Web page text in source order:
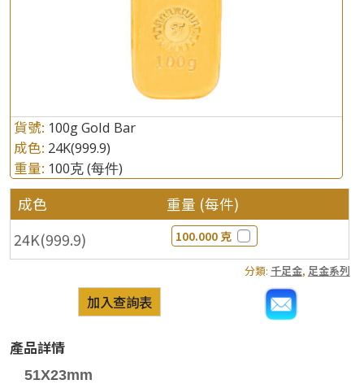
貨號: 100g Gold Bar
成色: 24K(999.9)
重量: 100克(每件)
成色 重量 (每件)
24K(999.9) 100.000 克
分類: 千足金, 足金系列
加入查詢表
產品詳情
51X23mm